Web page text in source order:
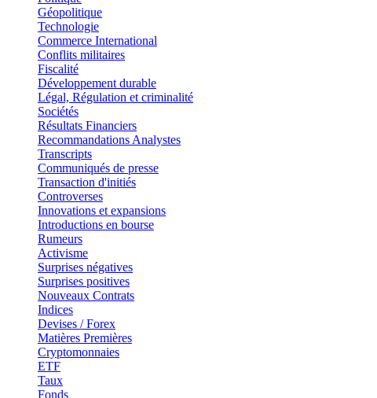
Géopolitique
Technologie
Commerce International
Conflits militaires
Fiscalité
Développement durable
Légal, Régulation et criminalité
Sociétés
Résultats Financiers
Recommandations Analystes
Transcripts
Communiqués de presse
Transaction d'initiés
Controverses
Innovations et expansions
Introductions en bourse
Rumeurs
Activisme
Surprises négatives
Surprises positives
Nouveaux Contrats
Indices
Devises / Forex
Matières Premières
Cryptomonnaies
ETF
Taux
Fonds